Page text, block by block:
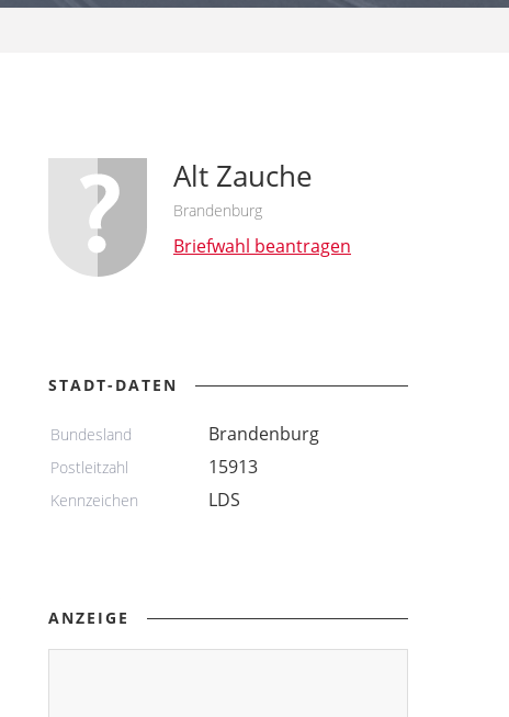
Alt Zauche
Brandenburg
Briefwahl beantragen
STADT-DATEN
Bundesland Brandenburg
Postleitzahl 15913
Kennzeichen LDS
ANZEIGE